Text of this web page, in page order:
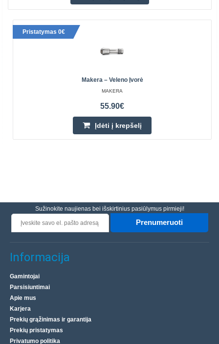
Pristatymas 0€
Makera – Veleno Įvorė
MAKERA
55.90€
Įdėti į krepšelį
Sužinokite naujienas bei išskirtinius pasiūlymus pirmieji!
Prenumeruoti
Informacija
Gamintojai
Parsisiuntimai
Apie mus
Karjera
Prekių grąžinimas ir garantija
Prekių pristatymas
Privatumo politika